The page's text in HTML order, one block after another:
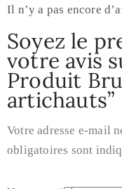
Il n’y a pas encore
Soyez le
votre avis
Produit
artichauts”
Votre adresse e-mail
obligatoires sont